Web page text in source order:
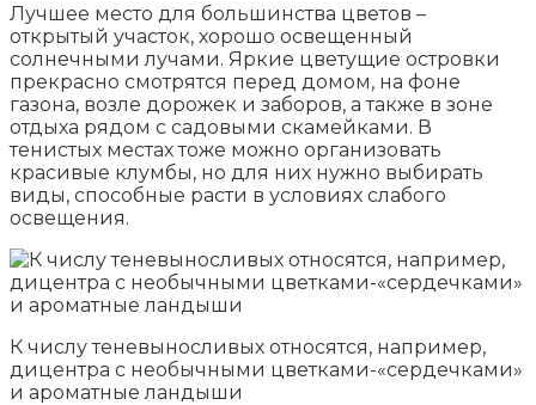
Лучшее место для большинства цветов –
открытый участок, хорошо освещенный
солнечными лучами. Яркие цветущие островки
прекрасно смотрятся перед домом, на фоне
газона, возле дорожек и заборов, а также в зоне
отдыха рядом с садовыми скамейками. В
тенистых местах тоже можно организовать
красивые клумбы, но для них нужно выбирать
виды, способные расти в условиях слабого
освещения.
К числу теневыносливых относятся, например,
дицентра с необычными цветками-«сердечками»
и ароматные ландыши